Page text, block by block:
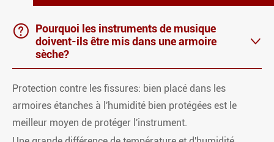
 Pourquoi les instruments de musique
doivent-ils être mis dans une armoire
sèche?

Protection contre les fissures: bien placé dans les
armoires étanches à l'humidité bien protégées est le
meilleur moyen de protéger l'instrument.